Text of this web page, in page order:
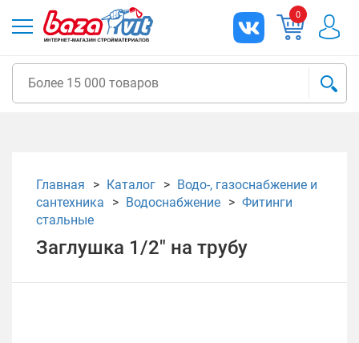
0
Главная Каталог
Водо-, газоснабжение и
сантехника
Водоснабжение
Фитинги
стальные
Заглушка 1/2" на трубу